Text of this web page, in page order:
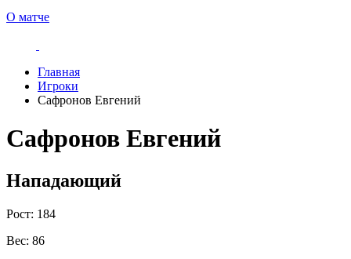
О матче
Главная
Игроки
Сафронов Евгений
Сафронов Евгений
Нападающий
Рост: 184
Вес: 86